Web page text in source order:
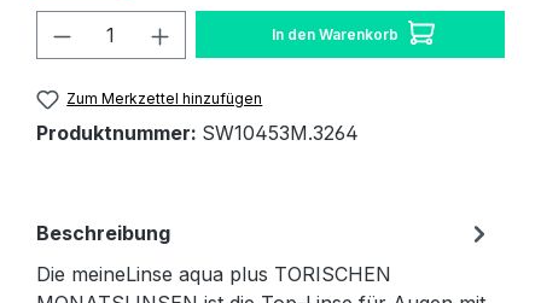
Produkt Anzahl: Gib den
In den Warenkorb
Zum Merkzettel hinzufügen
Produktnummer: SW10453M.3264
Beschreibung
Die meineLinse aqua plus TORISCHEN